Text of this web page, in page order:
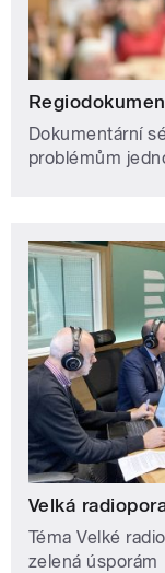
Dokumentární
problémům
Velká
Téma Velké
zelená úsporám